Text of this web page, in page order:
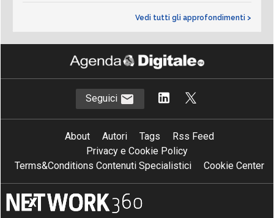
Vedi tutti gli approfondimenti >
Seguici
About Autori Tags
Rss Feed
Privacy e Cookie Policy
Terms&Conditions Contenuti Specialistici
Cookie Center